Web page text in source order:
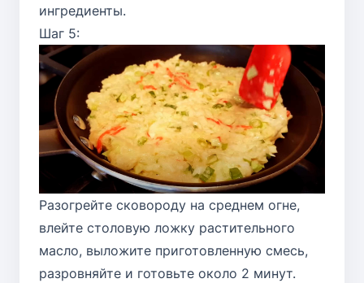
ингредиенты.
Шаг 5:
Разогрейте сковороду на среднем огне,
влейте столовую ложку растительного
масло, выложите приготовленную смесь,
разровняйте и готовьте около 2 минут.